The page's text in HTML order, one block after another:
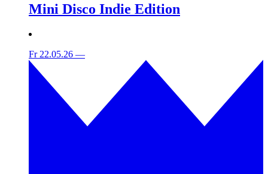
Mini Disco Indie Edition
Fr 22.05.26 —